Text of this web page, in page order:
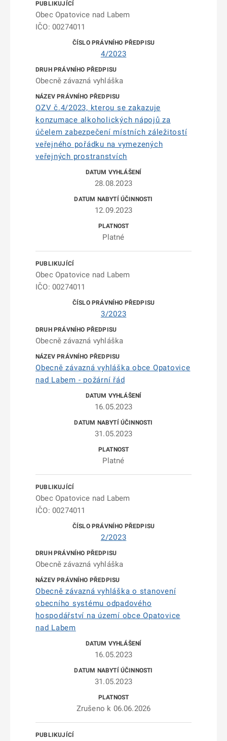
Obec Opatovice nad Labem
IČO: 00274011
4/2023
Obecně závazná vyhláška
OZV č.4/2023, kterou se zakazuje
konzumace alkoholických nápojů za
účelem zabezpečení místních záležitostí
veřejného pořádku na vymezených
veřejných prostranstvích
28.08.2023
12.09.2023
Platné
Obec Opatovice nad Labem
IČO: 00274011
3/2023
Obecně závazná vyhláška
Obecně závazná vyhláška obce Opatovice
nad Labem - požární řád
16.05.2023
31.05.2023
Platné
Obec Opatovice nad Labem
IČO: 00274011
2/2023
Obecně závazná vyhláška
Obecně závazná vyhláška o stanovení
obecního systému odpadového
hospodářství na území obce Opatovice
nad Labem
16.05.2023
31.05.2023
Zrušeno k 06.06.2026